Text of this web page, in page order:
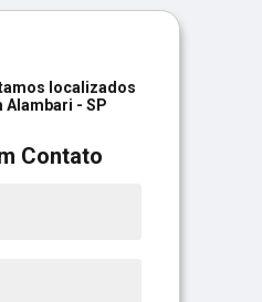
Contato
localizados
Alambari - SP